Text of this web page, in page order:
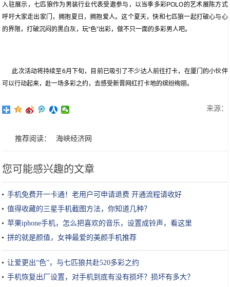
入驻展示，七匹狼作为男装行业代表受邀参与，以当季多彩POLO的艺术展陈方式
呼吁大家走出家门，拥抱夏日，拥抱爱人。这个夏天，快和七匹狼一起打破心与心
的界限，打破沉闷的黑白灰，玩“色”出彩，做不只一面的多彩男人吧。
此次活动将持续至6月下旬，目前已吸引了不少达人前往打卡，在厦门的小伙伴
可以行动起来，赴一场多彩之约，去感受新晋网红打卡地的缤纷绚丽。
来源：
推荐阅读： 海峡经济网
您可能感兴趣的文章
手机免费开一卡通！老用户可申请退费 开通流程请收好
值得收藏的三星手机截图方法，你知道几种？
苹果iphone手机，怎么把喜欢的音乐，设置成铃声，看这里
拼的就是颜值，女神最爱的美颜手机推荐
让爱更出“色”，与七匹狼共赴520多彩之约
手机恢复出厂设置，对手机到底有没有损坏？损坏有多大？